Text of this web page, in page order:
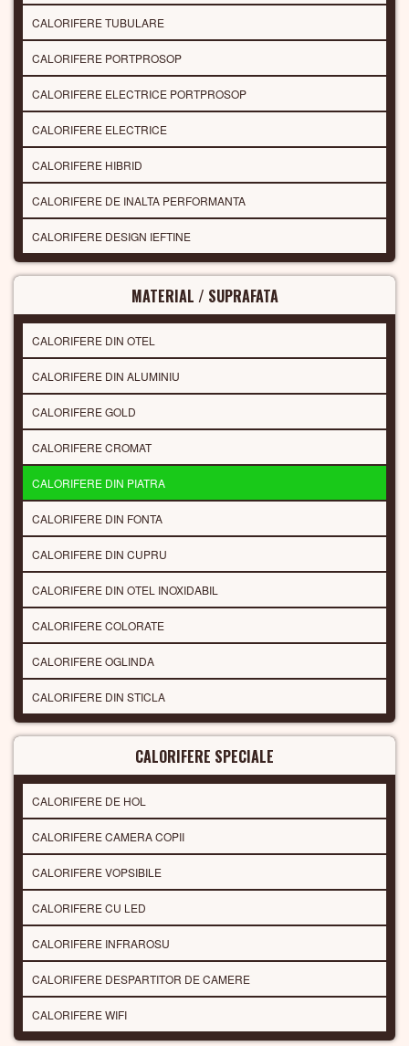
CALORIFERE TUBULARE
CALORIFERE PORTPROSOP
CALORIFERE ELECTRICE PORTPROSOP
CALORIFERE ELECTRICE
CALORIFERE HIBRID
CALORIFERE DE INALTA PERFORMANTA
CALORIFERE DESIGN IEFTINE
MATERIAL / SUPRAFATA
CALORIFERE DIN OTEL
CALORIFERE DIN ALUMINIU
CALORIFERE GOLD
CALORIFERE CROMAT
CALORIFERE DIN PIATRA
CALORIFERE DIN FONTA
CALORIFERE DIN CUPRU
CALORIFERE DIN OTEL INOXIDABIL
CALORIFERE COLORATE
CALORIFERE OGLINDA
CALORIFERE DIN STICLA
CALORIFERE SPECIALE
CALORIFERE DE HOL
CALORIFERE CAMERA COPII
CALORIFERE VOPSIBILE
CALORIFERE CU LED
CALORIFERE INFRAROSU
CALORIFERE DESPARTITOR DE CAMERE
CALORIFERE WIFI